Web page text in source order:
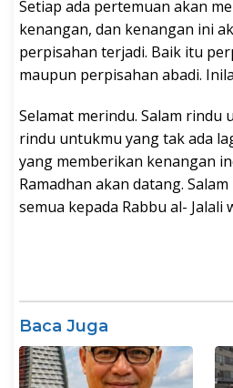
Setiap ada pertemuan akan
kenangan, dan kenangan ini
perpisahan terjadi. Baik itu
maupun perpisahan abadi.
Selamat merindu. Salam rindu
rindu untukmu yang tak ada
yang memberikan kenangan
Ramadhan akan datang.
semua kepada Rabbu al- Jalali
Baca Juga